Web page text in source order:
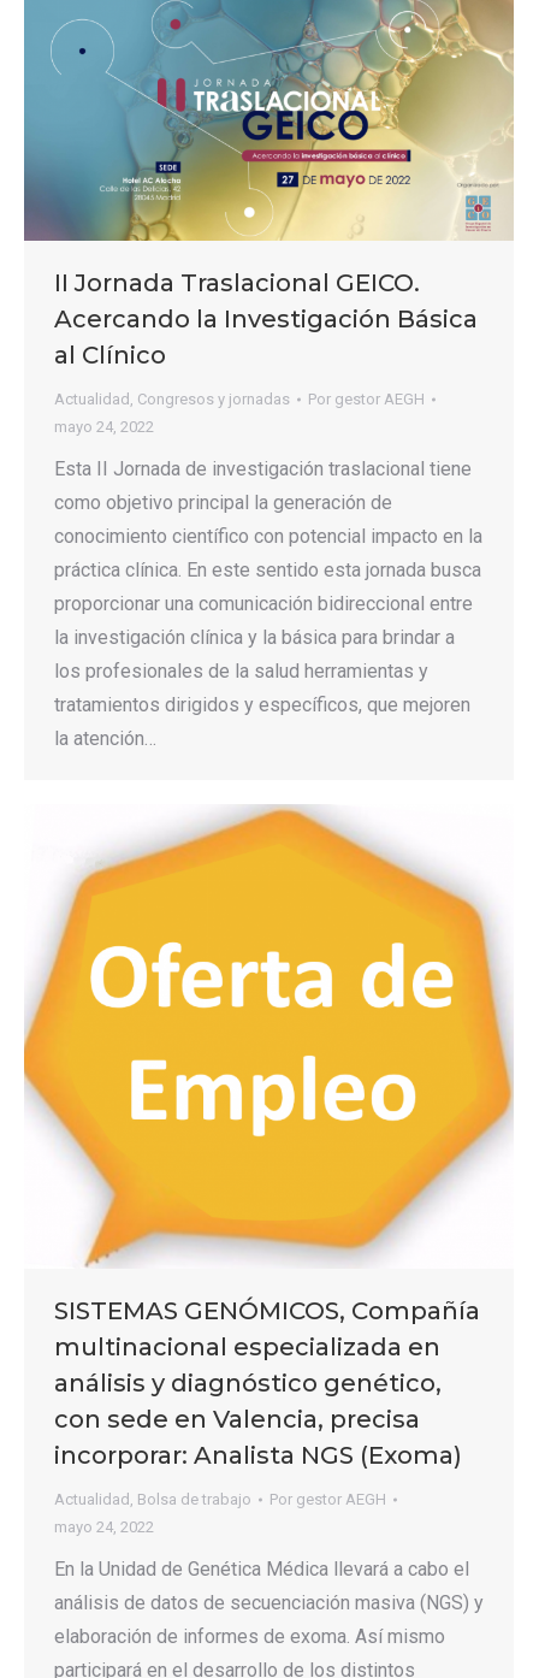
II Jornada Traslacional GEICO.
Acercando la Investigación Básica
al Clínico
Actualidad , Congresos y jornadas Por gestor AEGH
mayo 24, 2022
Esta II Jornada de investigación traslacional tiene
como objetivo principal la generación de
conocimiento científico con potencial impacto en la
práctica clínica. En este sentido esta jornada busca
proporcionar una comunicación bidireccional entre
la investigación clínica y la básica para brindar a
los profesionales de la salud herramientas y
tratamientos dirigidos y específicos, que mejoren
la atención…
SISTEMAS GENÓMICOS, Compañía
multinacional especializada en
análisis y diagnóstico genético,
con sede en Valencia, precisa
incorporar: Analista NGS (Exoma)
Actualidad , Bolsa de trabajo Por gestor AEGH
mayo 24, 2022
En la Unidad de Genética Médica llevará a cabo el
análisis de datos de secuenciación masiva (NGS) y
elaboración de informes de exoma. Así mismo
participará en el desarrollo de los distintos